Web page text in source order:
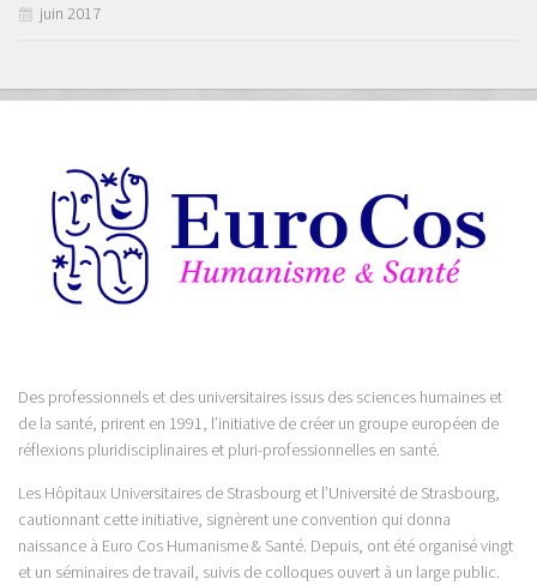
juin 2017
Des professionnels et des universitaires issus des sciences humaines et
de la santé, prirent en 1991, l’initiative de créer un groupe européen de
réflexions pluridisciplinaires et pluri-professionnelles en santé.
Les Hôpitaux Universitaires de Strasbourg et l’Université de Strasbourg,
cautionnant cette initiative, signèrent une convention qui donna
naissance à Euro Cos Humanisme & Santé. Depuis, ont été organisé vingt
et un séminaires de travail, suivis de colloques ouvert à un large public.